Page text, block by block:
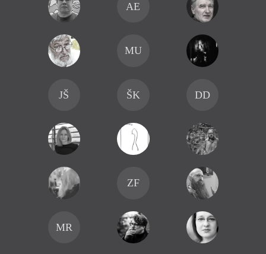
AE
MU
JŠ ŠK DD
ZF
MR